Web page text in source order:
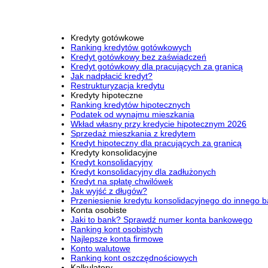
Kredyty gotówkowe
Ranking kredytów gotówkowych
Kredyt gotówkowy bez zaświadczeń
Kredyt gotówkowy dla pracujących za granicą
Jak nadpłacić kredyt?
Restrukturyzacja kredytu
Kredyty hipoteczne
Ranking kredytów hipotecznych
Podatek od wynajmu mieszkania
Wkład własny przy kredycie hipotecznym 2026
Sprzedaż mieszkania z kredytem
Kredyt hipoteczny dla pracujących za granicą
Kredyty konsolidacyjne
Kredyt konsolidacyjny
Kredyt konsolidacyjny dla zadłużonych
Kredyt na spłatę chwilówek
Jak wyjść z długów?
Przeniesienie kredytu konsolidacyjnego do innego
Konta osobiste
Jaki to bank? Sprawdź numer konta bankowego
Ranking kont osobistych
Najlepsze konta firmowe
Konto walutowe
Ranking kont oszczędnościowych